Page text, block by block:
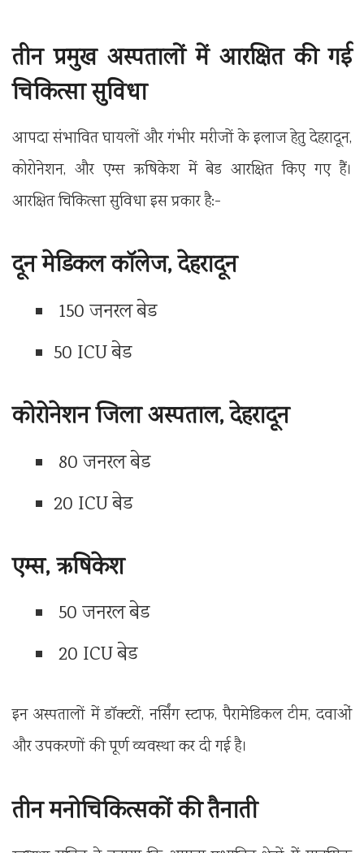
तीन प्रमुख अस्पतालों में आरक्षित की गई
चिकित्सा सुविधा
आपदा संभावित घायलों और गंभीर मरीजों के इलाज हेतु देहरादून,
कोरोनेशन, और एम्स ऋषिकेश में बेड आरक्षित किए गए हैं।
आरक्षित चिकित्सा सुविधा इस प्रकार है:-
दून मेडिकल कॉलेज, देहरादून
150 जनरल बेड
50 ICU बेड
कोरोनेशन जिला अस्पताल, देहरादून
80 जनरल बेड
20 ICU बेड
एम्स, ऋषिकेश
50 जनरल बेड
20 ICU बेड
इन अस्पतालों में डॉक्टरों, नर्सिंग स्टाफ, पैरामेडिकल टीम, दवाओं
और उपकरणों की पूर्ण व्यवस्था कर दी गई है।
तीन मनोचिकित्सकों की तैनाती